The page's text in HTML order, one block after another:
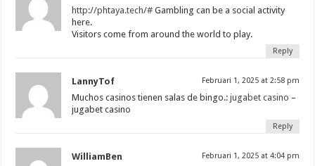
http://phtaya.tech/# Gambling can be a social activity
here.
Visitors come from around the world to play.
Reply
LannyTof Februari 1, 2025 at 2:58 pm
Muchos casinos tienen salas de bingo.:jugabet casino –
jugabet casino
Reply
WilliamBen Februari 1, 2025 at 4:04 pm